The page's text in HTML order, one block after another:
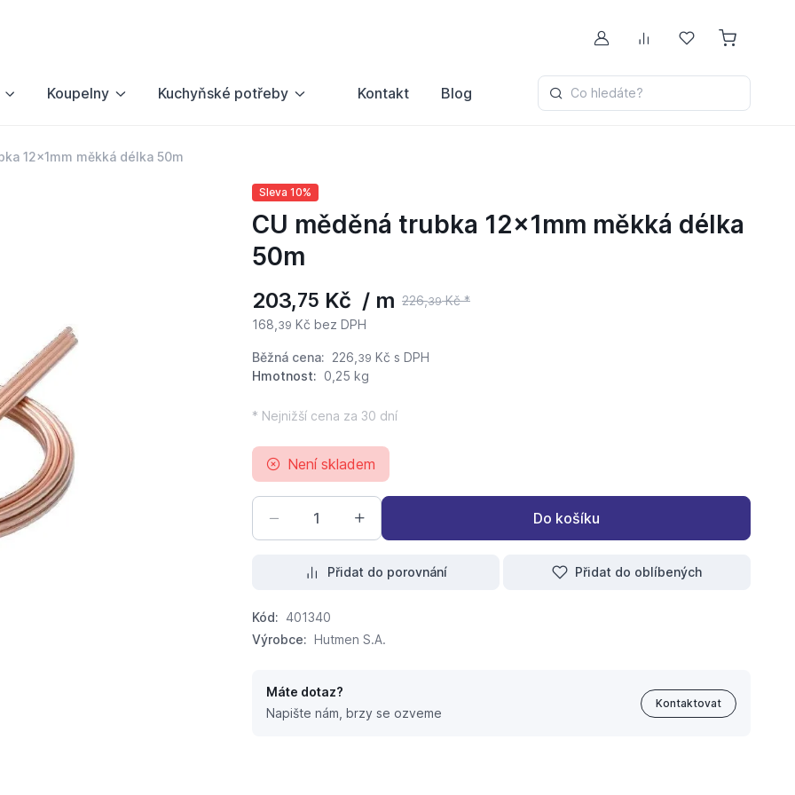
Můj účetPorovnávání
Oblíbené
Koupelny Kuchyňské potřeby Kontakt Blog Co hledáte?
12x1mm měkká délka 50m
Sleva 10%
CU měděná trubka 12x1mm měkká délka
50m
203,75 Kč / m 226,39Kč *
168, 39 Kč bez DPH
Běžná cena: 226, 39 Kč s DPH
Hmotnost: 0,25 kg
* Nejnižší cena za 30 dní
Není skladem
Do košíku
Přidat do porovnání Přidat do oblíbených
Kód: 401340
Výrobce: Hutmen S.A.
Máte dotaz?
Napište nám, brzy se ozveme
Kontaktovat